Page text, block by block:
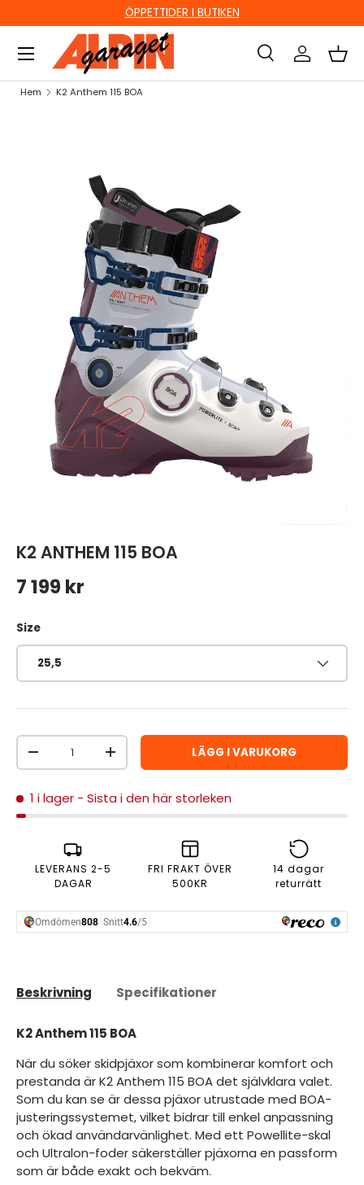
HOPPA TILL INNEHÅLL
ÖPPETTIDER I BUTIKEN
Sök
Sök
Sök Logga inKorg
Hem K2 Anthem 115 BOA
K2 ANTHEM 115 BOA
Ordinarie pris
7 199 kr
Size
25,5
Antal
MINSKA ANTALÖKA ANTAL LÄGG I VARUKORG
1 i lager - Sista i den här storleken
LEVERANS 2-5
DAGAR
FRI FRAKT ÖVER
500KR
14 dagar
returrätt
Beskrivning Specifikationer
K2 Anthem 115 BOA
När du söker skidpjäxor som kombinerar komfort och
prestanda är K2 Anthem 115 BOA det självklara valet.
Som du kan se är dessa pjäxor utrustade med BOA-
justeringssystemet, vilket bidrar till enkel anpassning
och ökad användarvänlighet. Med ett Powellite-skal
och Ultralon-foder säkerställer pjäxorna en passform
som är både exakt och bekväm.